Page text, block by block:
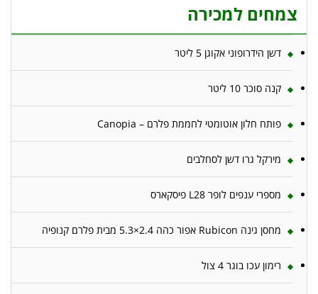
צמחים למכירה
דשן הידרופוני אקוגן 5 ליטר
קנה סוכר 10 ליטר
פותח חלון אוטומטי לחממת פלרם – Canopia
מירקל גרו דשן לסחלבים
מספרי ענפים לופר L28 פיסקארס
מחסן גינה Rubicon אפור כהה 2.4×5.3 מבית פלרם קנופיה
רימון עכו בוגר 4 צול